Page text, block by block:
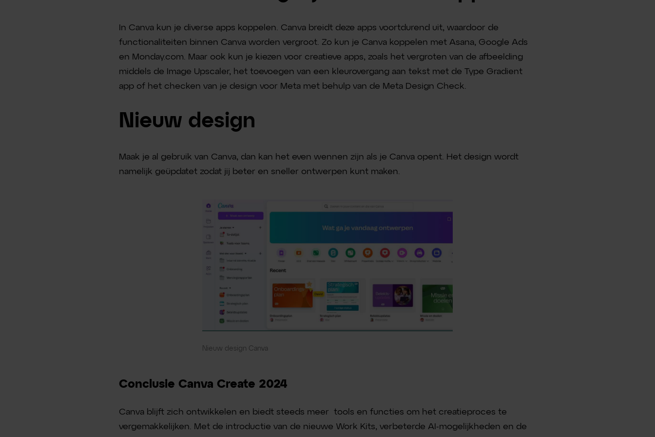
In Canva kun je diverse apps koppelen. Canva breidt deze apps voortdurend uit, waardoor de
functionaliteiten binnen Canva worden vergroot. Zo kun je Canva koppelen met Asana, Google Ads
en Monday.com. Maar ook kun je kiezen voor creatieve apps, zoals het vergroten van de afbeelding
middels de Image Upscaler, het toevoegen van een kleurovergang aan tekst met de Type Gradient
app of het checken van je design voor Meta met behulp van de Meta Design Check.
Nieuw design
Maak je al gebruik van Canva, dan kan het even wennen zijn als je Canva opent. Het design wordt
namelijk geüpdatet zodat jij beter en sneller ontwerpen kunt maken.
Nieuw design Canva
Conclusie Canva Create 2024
Canva blijft zich ontwikkelen en biedt steeds meer tools en functies om het creatieproces te
vergemakkelijken. Met de introductie van de nieuwe Work Kits, verbeterde AI-mogelijkheden en de